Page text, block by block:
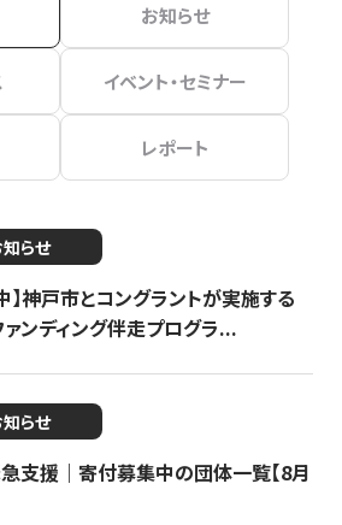
お知らせ
イベント・セミナー
レポート
らせ
】神戸市とコングラントが実施する
ァンディング伴走プログラ...
らせ
支援｜寄付募集中の団体一覧【8月